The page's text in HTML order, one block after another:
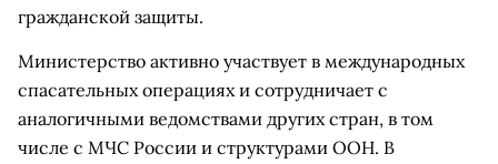
гражданской защиты.
Министерство активно участвует в международных
спасательных операциях и сотрудничает с
аналогичными ведомствами других стран, в том
числе с МЧС России и структурами ООН. В